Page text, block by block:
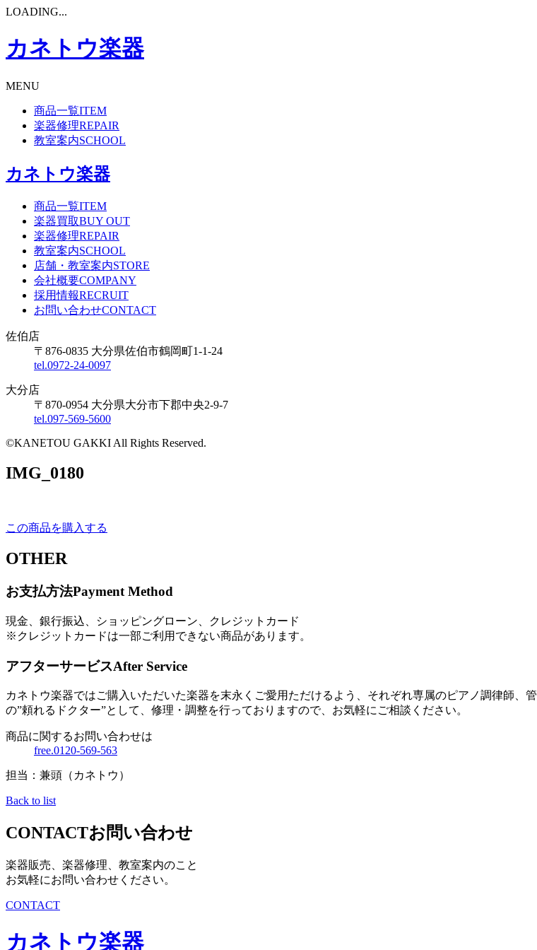
LOADING...
カネトウ楽器
MENU
商品一覧ITEM
楽器修理REPAIR
教室案内SCHOOL
カネトウ楽器
商品一覧ITEM
楽器買取BUY OUT
楽器修理REPAIR
教室案内SCHOOL
店舗・教室案内STORE
会社概要COMPANY
採用情報RECRUIT
お問い合わせCONTACT
佐伯店
〒876-0835 大分県佐伯市鶴岡町1-1-24
tel.0972-24-0097
大分店
〒870-0954 大分県大分市下郡中央2-9-7
tel.097-569-5600
©KANETOU GAKKI All Rights Reserved.
IMG_0180
この商品を購入する
OTHER
お支払方法Payment Method
現金、銀行振込、ショッピングローン、クレジットカード
※クレジットカードは一部ご利用できない商品があります。
アフターサービスAfter Service
カネトウ楽器ではご購入いただいた楽器を末永くご愛用ただけるよう、それぞれ専属のピアノ調律師
の”頼れるドクター”として、修理・調整を行っておりますので、お気軽にご相談ください。
商品に関するお問い合わせは
free.0120-569-563
担当：兼頭（カネトウ）
Back to list
CONTACTお問い合わせ
楽器販売、楽器修理、教室案内のこと
お気軽にお問い合わせください。
CONTACT
カネトウ楽器